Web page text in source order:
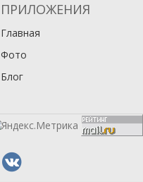
ПРИЛОЖЕНИЯ
Главная
Фото
Блог